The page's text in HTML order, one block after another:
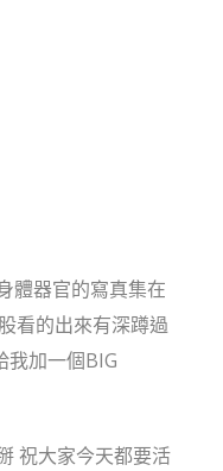
體器官的寫真集在
看的出來有深蹲過
我加一個BIG
祝大家今天都要活